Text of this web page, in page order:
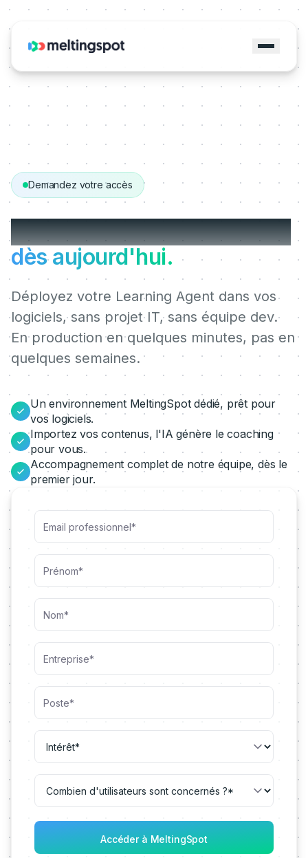
Demandez votre accès
Démarrez avec MeltingSpot
dès aujourd'hui.
Déployez votre Learning Agent dans vos
logiciels, sans projet IT, sans équipe dev.
En production en quelques minutes, pas en
quelques semaines.
Un environnement MeltingSpot dédié, prêt pour
vos logiciels.
Importez vos contenus, l'IA génère le coaching
pour vous.
Accompagnement complet de notre équipe, dès le
premier jour.